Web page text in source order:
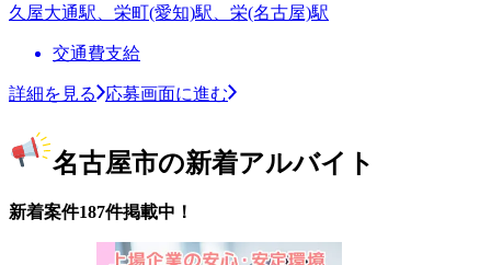
久屋大通駅、栄町(愛知)駅、栄(名古屋)駅
交通費支給
詳細を見る 応募画面に進む
名古屋市の新着アルバイト
新着案件187件掲載中！